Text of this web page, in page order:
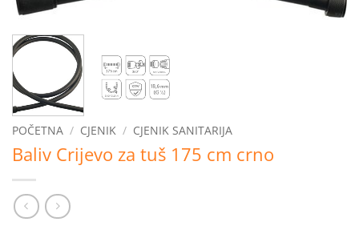
POČETNA / CJENIK / CJENIK SANITARIJA
Baliv Crijevo za tuš 175 cm crno